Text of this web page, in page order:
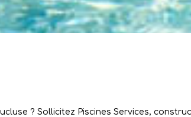
? Sollicitez Piscines Services,